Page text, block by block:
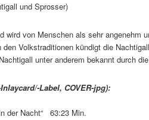
und Sprosser)
von Menschen als sehr angenehm
Volkstraditionen kündigt die
unter anderem bekannt durch
Label, COVER-jpg):
der Nacht“ 63:23 Min.